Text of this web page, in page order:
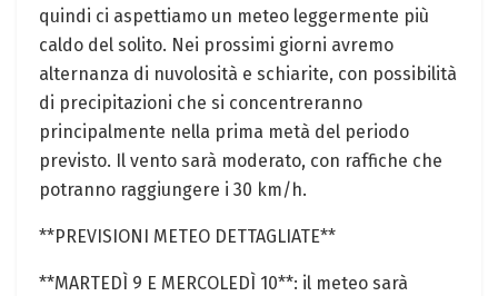
quindi ci aspettiamo un meteo leggermente più
caldo del solito. Nei prossimi giorni avremo
alternanza di nuvolosità e schiarite, con possibilità
di precipitazioni che si concentreranno
principalmente nella prima metà del periodo
previsto. Il vento sarà moderato, con raffiche che
potranno raggiungere i 30 km/h.
**PREVISIONI METEO DETTAGLIATE**
**MARTEDÌ 9 E MERCOLEDÌ 10**: il meteo sarà